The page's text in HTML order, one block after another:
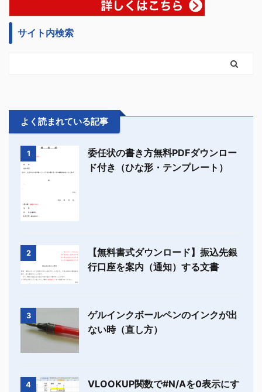
サイト内検索
よく読まれている記事
1
委任状の書き方無料PDFダウンロー
ド付き（ひな形・テンプレート）
2
【無料書式ダウンロード】振込先銀
行口座を案内（通知）する文書
3
ゲルインクボールペンのインクが出
ない時（直し方）
4
VLOOKUP関数で#N/Aを0表示にす